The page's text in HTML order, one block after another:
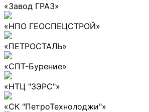
«Завод ГРАЗ»
«НПО ГЕОСПЕЦСТРОЙ»
«ПЕТРОСТАЛЬ»
«СПТ-Бурение»
«НТЦ "ЗЭРС"»
«СК "ПетроТехнолоджи"»